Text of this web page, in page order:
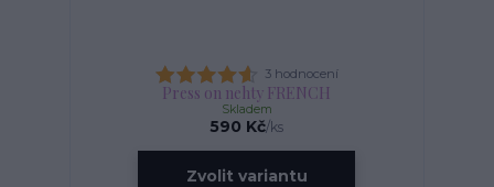
3 hodnocení
Press on nehty FRENCH
590 Kč/ks
Skladem
Zvolit variantu